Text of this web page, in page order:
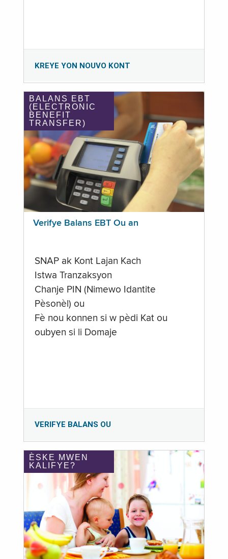
KREYE YON NOUVO KONT
BALANS EBT
(ELECTRONIC
BENEFIT
TRANSFER)
Verifye Balans EBT Ou an
SNAP ak Kont Lajan Kach
Istwa Tranzaksyon
Chanje PIN (Nimewo Idantite
Pèsonèl) ou
Fè nou konnen si w pèdi Kat ou
oubyen si li Domaje
VERIFYE BALANS OU
ÈSKE MWEN
KALIFYE?